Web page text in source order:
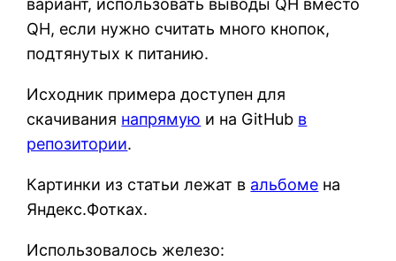
вариант, использовать выводы Q͞H вместо
QH, если нужно считать много кнопок,
подтянутых к питанию.
Исходник примера доступен для
скачивания напрямую и на GitHub в
репозитории.
Картинки из статьи лежат в альбоме на
Яндекс.Фотках.
Использовалось железо: